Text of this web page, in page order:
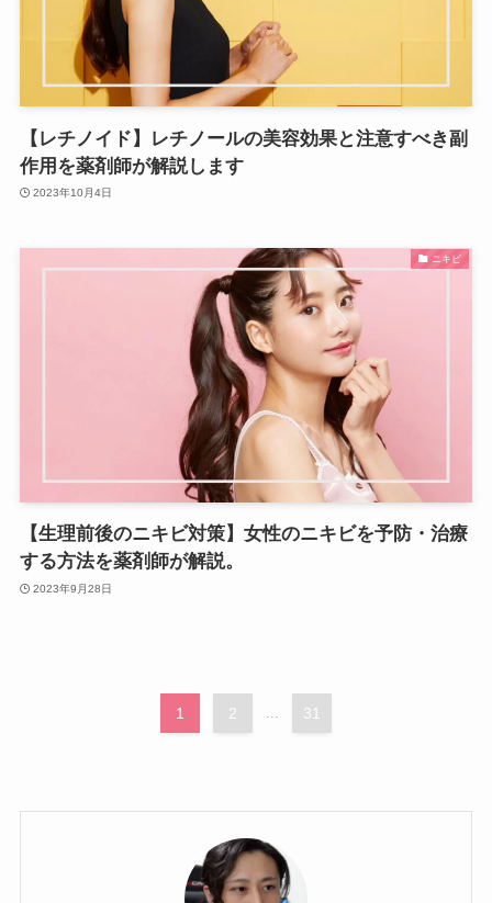
【レチノイド】レチノールの美容効果と注意すべき副
作用を薬剤師が解説します
2023年10月4日
ニキビ
【生理前後のニキビ対策】女性のニキビを予防・治療
する方法を薬剤師が解説。
2023年9月28日
1 2 ... 31